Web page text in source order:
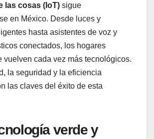
las cosas (IoT) sigue
en México. Desde luces y
hasta asistentes de voz y
conectados, los hogares
vuelven cada vez más tecnológicos.
la seguridad y la eficiencia
las claves del éxito de esta
verde y